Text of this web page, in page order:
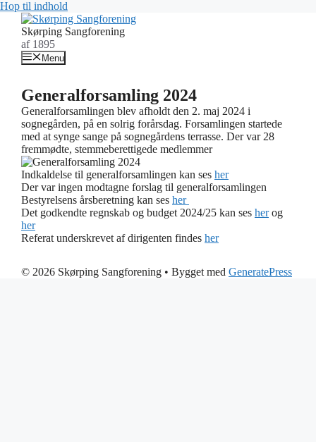
Hop til indhold
Skørping Sangforening
af 1895
Menu
Generalforsamling 2024
Generalforsamlingen blev afholdt den 2. maj 2024 i
sognegården, på en solrig forårsdag. Forsamlingen startede
med at synge sange på sognegårdens terrasse. Der var 28
fremmødte, stemmeberettigede medlemmer
Indkaldelse til generalforsamlingen kan ses her
Der var ingen modtagne forslag til generalforsamlingen
Bestyrelsens årsberetning kan ses her
Det godkendte regnskab og budget 2024/25 kan ses herog
her
Referat underskrevet af dirigenten findes her
© 2026 Skørping Sangforening • Bygget med GeneratePress